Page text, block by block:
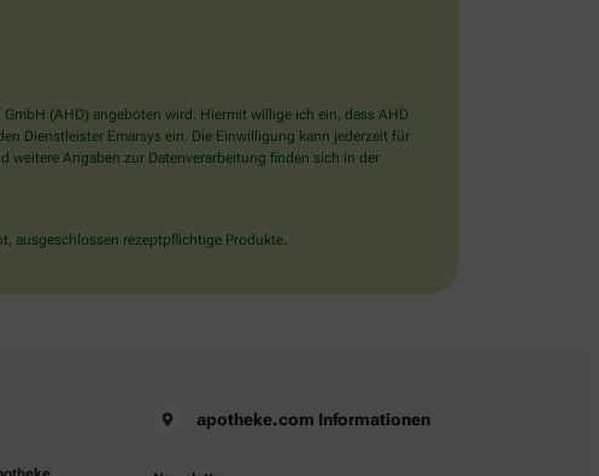
(AHD) angeboten wird. Hiermit willige ich ein, dass AHD
Dienstleister Emarsys ein. Die Einwilligung kann jederzeit für
weitere Angaben zur Datenverarbeitung finden sich in der
ausgeschlossen rezeptpflichtige Produkte.
apotheke.com Informationen